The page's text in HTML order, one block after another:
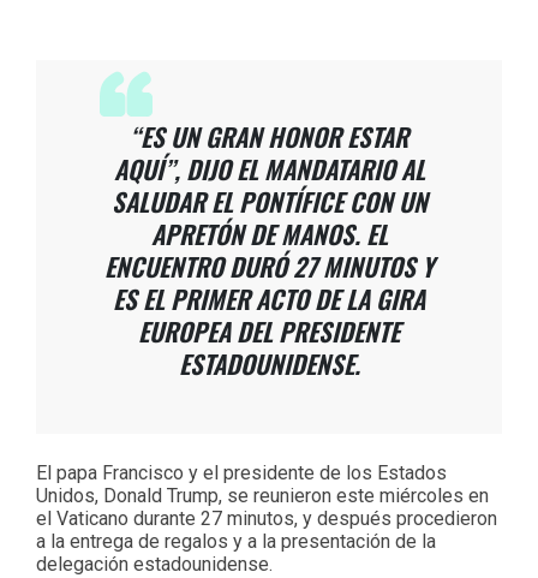
“ES UN GRAN HONOR ESTAR
AQUÍ”, DIJO EL MANDATARIO AL
SALUDAR EL PONTÍFICE CON UN
APRETÓN DE MANOS. EL
ENCUENTRO DURÓ 27 MINUTOS Y
ES EL PRIMER ACTO DE LA GIRA
EUROPEA DEL PRESIDENTE
ESTADOUNIDENSE.
El papa Francisco y el presidente de los Estados
Unidos, Donald Trump, se reunieron este miércoles en
el Vaticano durante 27 minutos, y después procedieron
a la entrega de regalos y a la presentación de la
delegación estadounidense.